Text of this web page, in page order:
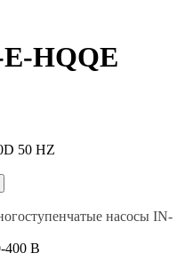
HQQE
насосы IN-
400 В